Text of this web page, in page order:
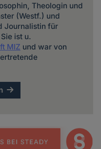
Theologin und
(Westf.) und
Journalistin für
ist u.
MIZ und war von